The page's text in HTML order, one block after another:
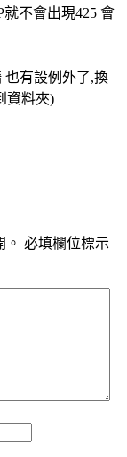
不會出現425 會
也有設例外了,換
資料夾)
必填欄位標示